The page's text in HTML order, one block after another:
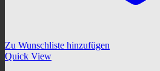
Zu Wunschliste hinzufügen
Quick View